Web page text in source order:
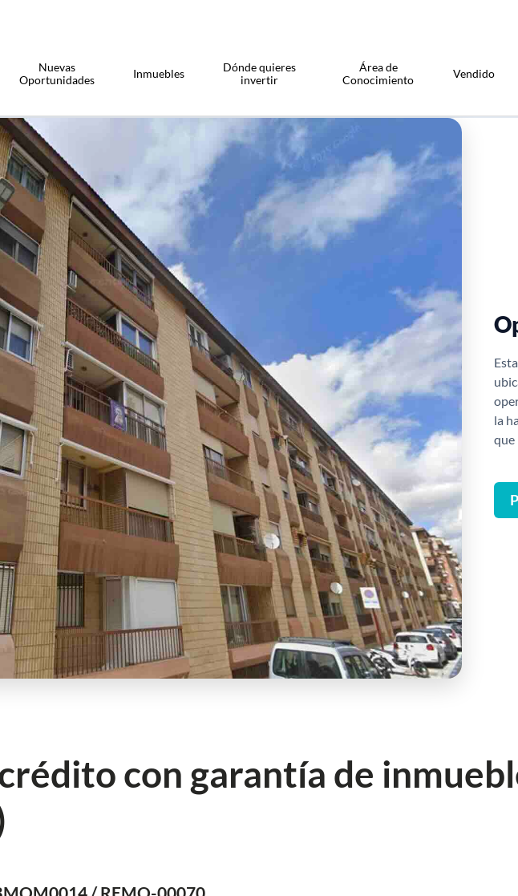
Nuevas
Oportunidades
Inmuebles
Dónde quieres
invertir
Área de
Conocimiento
Vendido
la
que
con garantía de
– inmueble – inmubi.com